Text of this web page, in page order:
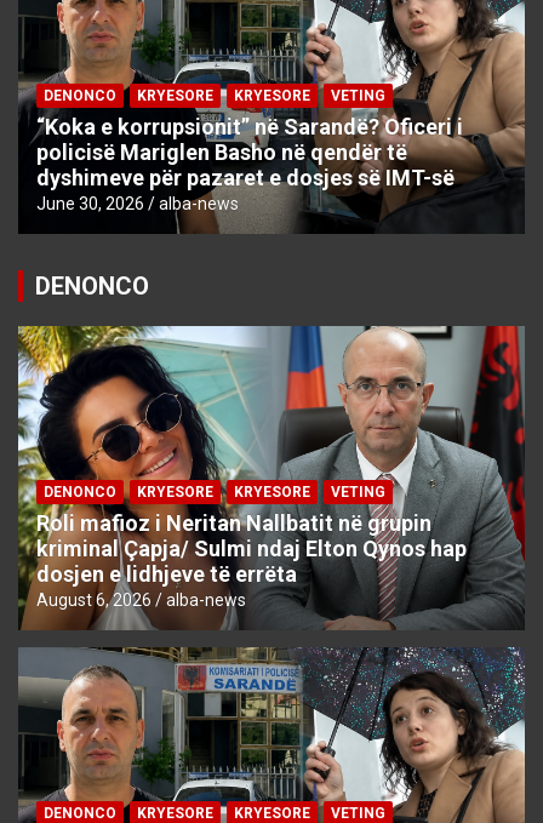
DENONCO KRYESORE KRYESORE VETING
“Koka e korrupsionit” në Sarandë? Oficeri i
policisë Mariglen Basho në qendër të
dyshimeve për pazaret e dosjes së IMT-së
June 30, 2026 alba-news
DENONCO
DENONCO KRYESORE KRYESORE VETING
Roli mafioz i Neritan Nallbatit në grupin
kriminal Çapja/ Sulmi ndaj Elton Qynos hap
dosjen e lidhjeve të errëta
August 6, 2026 alba-news
DENONCO KRYESORE KRYESORE VETING